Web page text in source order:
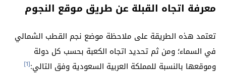
معرفة اتجاه القبلة عن طريق موقع النجوم
تعتمد هذه الطريقة على ملاحظة موضع نجم القطب الشمالي
في السماء؛ ومن ثم تحديد اتجاه الكعبة بحسب كل دولة
وموقعها بالنسبة للمملكة العربية السعودية وفق التالي:[1]